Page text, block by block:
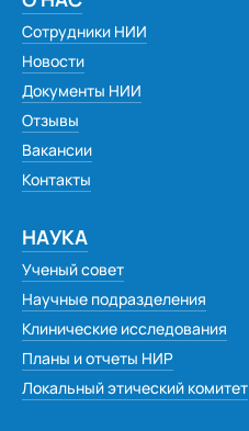
Сотрудники НИИ
Новости
Документы НИИ
Отзывы
Вакансии
Контакты
НАУКА
Ученый совет
Научные подразделения
Клинические исследования
Планы и отчеты НИР
Локальный этический комитет